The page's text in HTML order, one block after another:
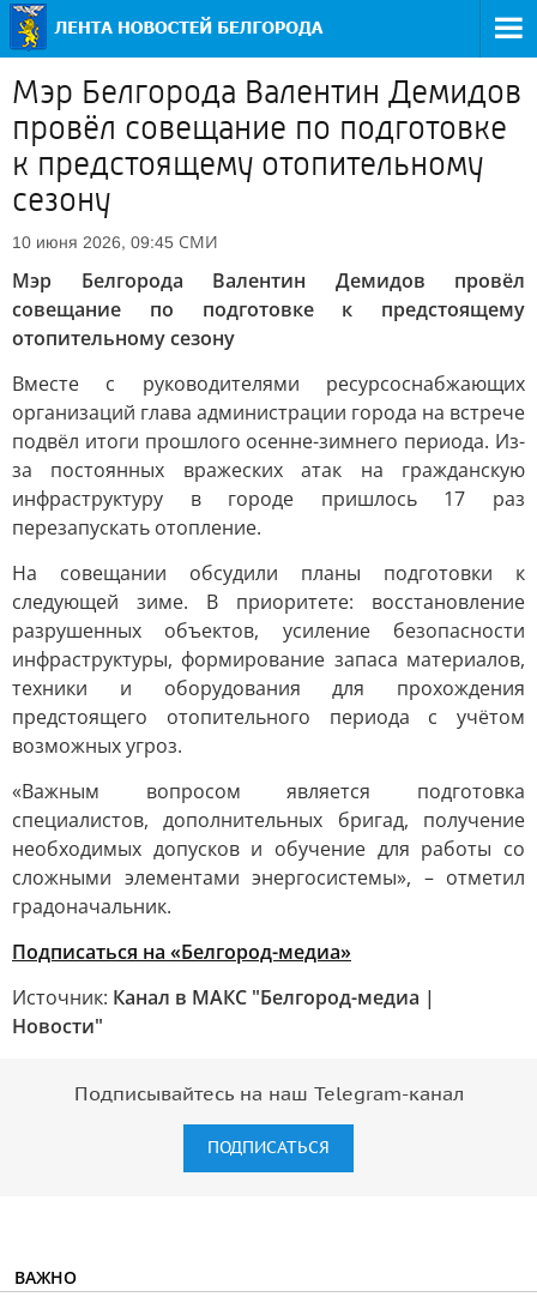
Мэр Белгорода Валентин Демидов
провёл совещание по подготовке
к предстоящему отопительному
сезону
10 июня 2026, 09:45 СМИ
Мэр Белгорода Валентин Демидов провёл
совещание по подготовке к предстоящему
отопительному сезону
Вместе с руководителями ресурсоснабжающих
организаций глава администрации города на встрече
подвёл итоги прошлого осенне-зимнего периода. Из-
за постоянных вражеских атак на гражданскую
инфраструктуру в городе пришлось 17 раз
перезапускать отопление.
На совещании обсудили планы подготовки к
следующей зиме. В приоритете: восстановление
разрушенных объектов, усиление безопасности
инфраструктуры, формирование запаса материалов,
техники и оборудования для прохождения
предстоящего отопительного периода с учётом
возможных угроз.
«Важным вопросом является подготовка
специалистов, дополнительных бригад, получение
необходимых допусков и обучение для работы со
сложными элементами энергосистемы», – отметил
градоначальник.
Подписаться на «Белгород-медиа»
Источник: Канал в МАКС "Белгород-медиа |
Новости"
Подписывайтесь на наш Telegram-канал
ПОДПИСАТЬСЯ
ВАЖНО